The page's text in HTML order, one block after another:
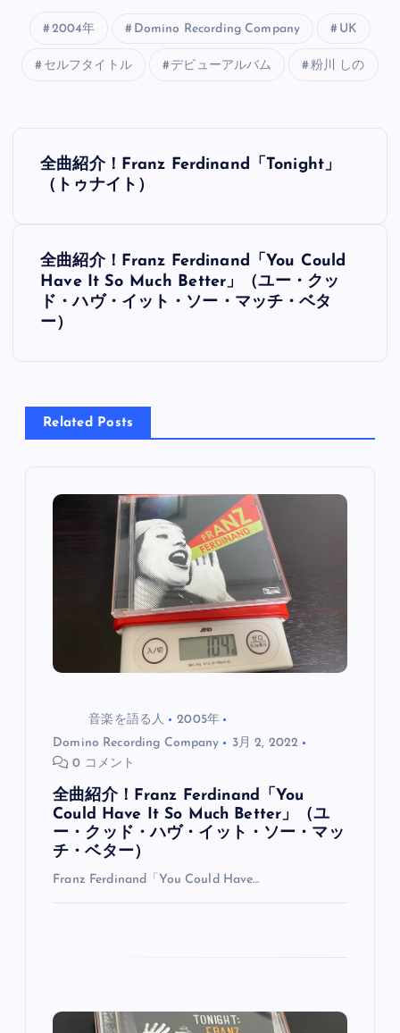
2004年 Domino Recording Company UK
セルフタイトル デビューアルバム 粉川 しの
投
ビ
ゲ
シ
全曲紹介！Franz Ferdinand「Tonight」
（トゥナイト）
全曲紹介！Franz Ferdinand「You Could
Have It So Much Better」（ユー・クッ
ド・ハヴ・イット・ソー・マッチ・ベタ
ー）
Related Posts
音楽を語る人
2005年
Domino Recording Company
3月 2, 2022
0 コメント
全曲紹介！Franz Ferdinand「You
Could Have It So Much Better」（ユ
ー・クッド・ハヴ・イット・ソー・マッ
チ・ベター）
Franz Ferdinand「You Could Have…